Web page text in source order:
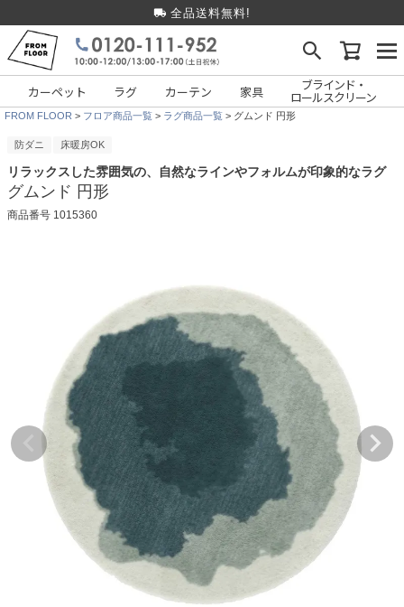
全品送料無料!
カーペット ラグ カーテン 家具 ブラインド・
ロールスクリーン
FROM FLOOR フロア商品一覧 ラグ商品一覧 グムンド 円形
防ダニ 床暖房OK
リラックスした雰囲気の、自然なラインやフォルムが印象的なラグ
グムンド 円形
商品番号 1015360